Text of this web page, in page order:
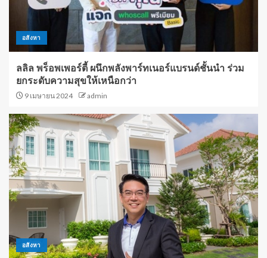
อสังหา
ลลิล พร็อพเพอร์ตี้ ผนึกพลังพาร์ทเนอร์แบรนด์ชั้นนำ ร่วม
ยกระดับความสุขให้เหนือกว่า
9 เมษายน 2024 admin
อสังหา